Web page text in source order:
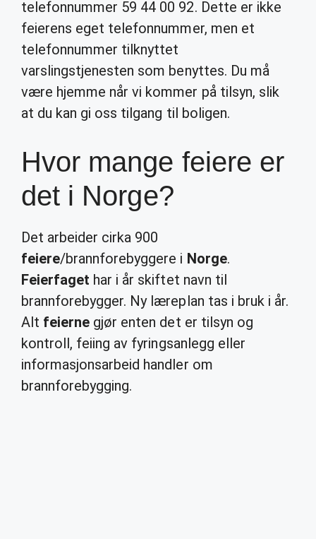
telefonnummer 59 44 00 92. Dette er ikke
feierens eget telefonnummer, men et
telefonnummer tilknyttet
varslingstjenesten som benyttes. Du må
være hjemme når vi kommer på tilsyn, slik
at du kan gi oss tilgang til boligen.
Hvor mange feiere er
det i Norge?
Det arbeider cirka 900
feiere/brannforebyggere i Norge.
Feierfaget har i år skiftet navn til
brannforebygger. Ny læreplan tas i bruk i år.
Alt feierne gjør enten det er tilsyn og
kontroll, feiing av fyringsanlegg eller
informasjonsarbeid handler om
brannforebygging.